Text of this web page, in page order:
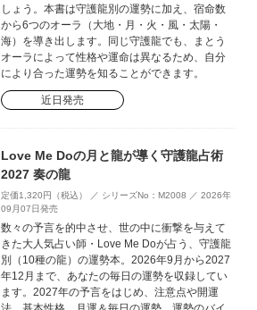
しょう。本書は守護龍別の運勢に加え、宿命数
から6つのオーラ（大地・月・火・風・太陽・
海）を導き出します。同じ守護龍でも、まとう
オーラによって性格や運命は異なるため、自分
により合った運勢を知ることができます。
近日発売
Love Me Doの月と龍が導く守護龍占術
2027 奏の龍
定価1,320円（税込） ／ シリーズNo：M2008 ／ 2026年
09月07日発売
数々の予言を的中させ、世の中に衝撃を与えて
きた大人気占い師・Love Me Doが占う、守護龍
別（10種の龍）の運勢本。2026年9月から2027
年12月まで、あなたの毎日の運勢を収録してい
ます。2027年の予言をはじめ、注意点や開運